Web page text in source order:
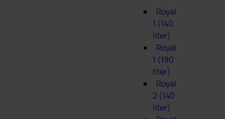
Royal
1 (140
liter)
Royal
1 (190
liter)
Royal
2 (140
liter)